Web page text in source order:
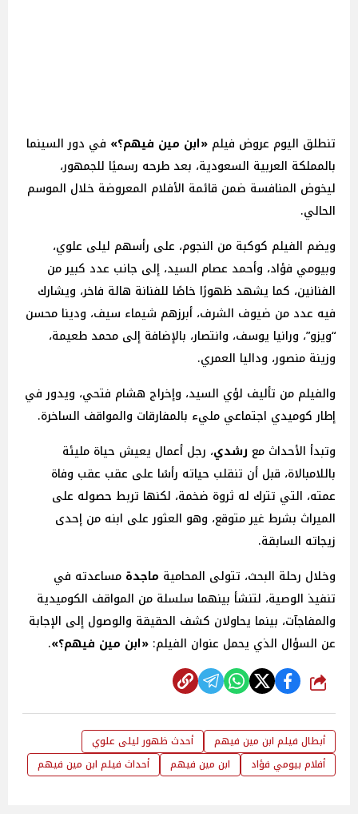
تنطلق اليوم عروض فيلم «ابن مين فيهم؟» في دور السينما
بالمملكة العربية السعودية، بعد طرحه رسميًا للجمهور،
ليخوض المنافسة ضمن قائمة الأفلام المعروضة خلال الموسم
الحالي.
ويضم الفيلم كوكبة من النجوم، على رأسهم ليلى علوي،
وبيومي فؤاد، وأحمد عصام السيد، إلى جانب عدد كبير من
الفنانين، كما يشهد ظهورًا خاصًا للفنانة هالة فاخر، ويشارك
فيه عدد من ضيوف الشرف، أبرزهم شيماء سيف، ودينا محسن
“ويزو”، ورانيا يوسف، وانتصار، بالإضافة إلى محمد طعيمة،
وزينة منصور، وداليا العمري.
والفيلم من تأليف لؤي السيد، وإخراج هشام فتحي، ويدور في
إطار كوميدي اجتماعي مليء بالمفارقات والمواقف الساخرة.
وتبدأ الأحداث معرشدي، رجل أعمال يعيش حياة مليئة
باللامبالاة، قبل أن تنقلب حياته رأسًا على عقب عقب وفاة
عمته، التي تترك له ثروة ضخمة، لكنها تربط حصوله على
الميراث بشرط غير متوقع، وهو العثور على ابنه من إحدى
زيجاته السابقة.
وخلال رحلة البحث، تتولى المحامية ماجدة مساعدته في
تنفيذ الوصية، لتنشأ بينهما سلسلة من المواقف الكوميدية
والمفاجآت، بينما يحاولان كشف الحقيقة والوصول إلى الإجابة
عن السؤال الذي يحمل عنوان الفيلم: «ابن مين فيهم؟».
شارك
أبطال فيلم ابن مين فيهم
أحدث ظهور ليلى علوي
أفلام بيومي فؤاد
ابن مين فيهم أحداث فيلم ابن مين فيهم